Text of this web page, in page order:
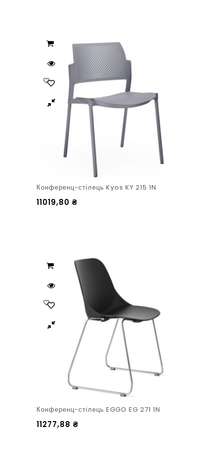
Конференц-стілець Kyos KY 215 1N
11019,80 ₴
Конференц-стілець EGGO EG 271 1N
11277,88 ₴